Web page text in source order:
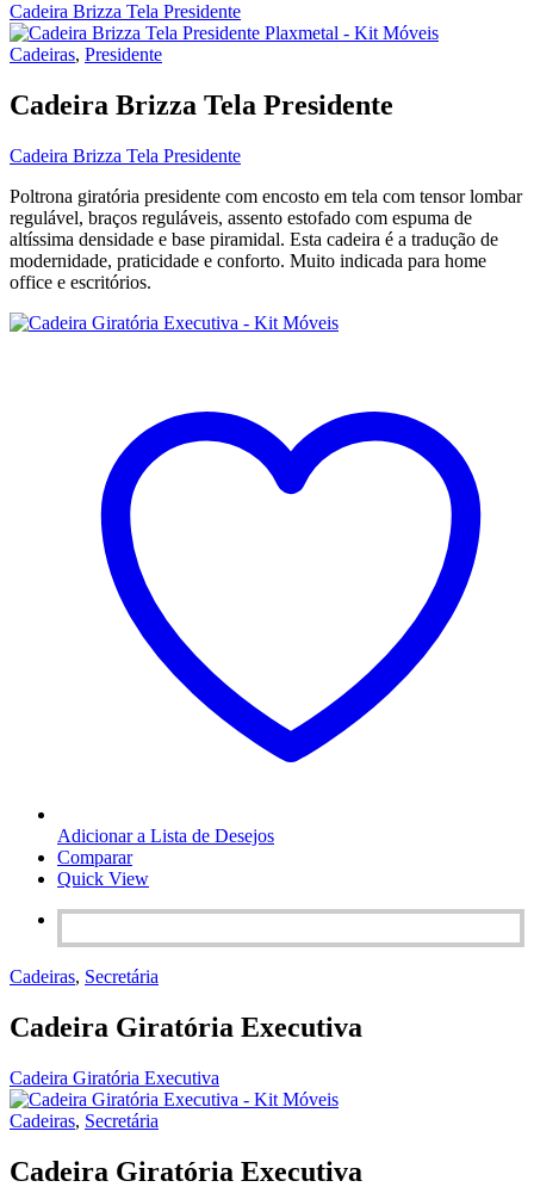
Cadeira Brizza Tela Presidente
Cadeiras, Presidente
Cadeira Brizza Tela Presidente
Cadeira Brizza Tela Presidente
Poltrona giratória presidente com encosto em tela com tensor lombar
regulável, braços reguláveis, assento estofado com espuma de
altíssima densidade e base piramidal. Esta cadeira é a tradução de
modernidade, praticidade e conforto. Muito indicada para home
office e escritórios.
Adicionar a Lista de Desejos
Comparar
Quick View
Cadeiras, Secretária
Cadeira Giratória Executiva
Cadeira Giratória Executiva
Cadeiras, Secretária
Cadeira Giratória Executiva